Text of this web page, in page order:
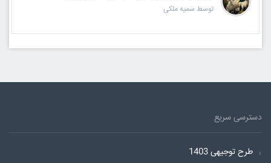
توسط سمیه ملکی
دسترسی سریع
طرح توجیهی 1403